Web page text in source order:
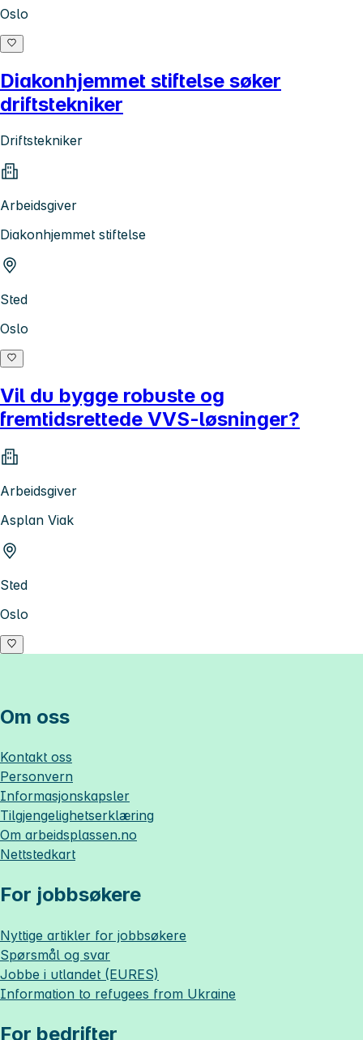
Oslo
Diakonhjemmet stiftelse søker
driftstekniker
Driftstekniker
Arbeidsgiver
Diakonhjemmet stiftelse
Sted
Oslo
Vil du bygge robuste og
fremtidsrettede VVS-løsninger?
Arbeidsgiver
Asplan Viak
Sted
Oslo
Om oss
Kontakt oss
Personvern
Informasjonskapsler
Tilgjengelighetserklæring
Om arbeidsplassen.no
Nettstedkart
For jobbsøkere
Nyttige artikler for jobbsøkere
Spørsmål og svar
Jobbe i utlandet (EURES)
Information to refugees from Ukraine
For bedrifter